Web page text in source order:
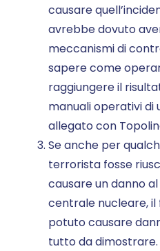
causare
avrebbe dovuto
meccanismi di
sapere come
raggiungere il
manuali operativi di
allegato con
Se anche per
terrorista fosse
causare un danno
centrale nucleare,
potuto causare
tutto da